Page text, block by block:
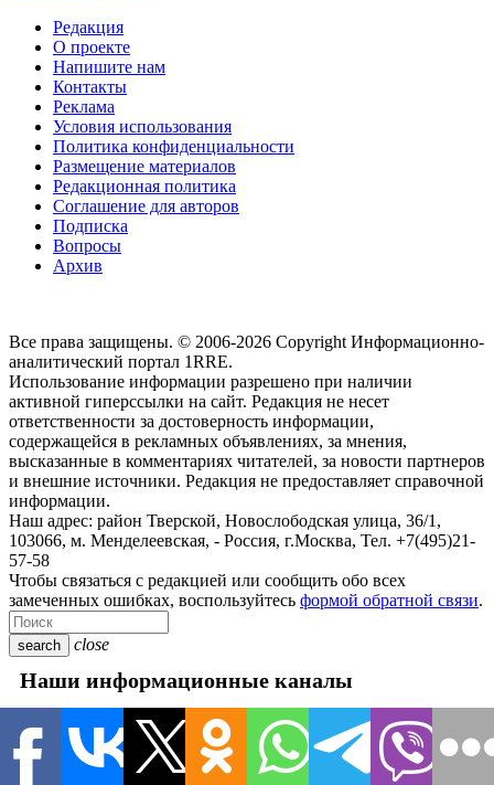
Редакция
О проекте
Напишите нам
Контакты
Реклама
Условия использования
Политика конфиденциальности
Размещение материалов
Редакционная политика
Соглашение для авторов
Подписка
Вопросы
Архив
Все права защищены. © 2006-2026 Copyright Информационно-
аналитический портал 1RRE.
Использование информации разрешено при наличии
активной гиперссылки на сайт. Редакция не несет
ответственности за достоверность информации,
содержащейся в рекламных объявлениях, за мнения,
высказанные в комментариях читателей, за новости партнеров
и внешние источники. Редакция не предоставляет справочной
информации.
Наш адрес: район Тверской, Новослободская улица, 36/1 ,
103066, м. Менделеевская, - Россия, г.Москва, Тел. +7(495)21-
57-58
Чтобы связаться с редакцией или сообщить обо всех
замеченных ошибках, воспользуйтесь формой обратной связи.
search close
Наши информационные каналы
close
Новости
Авто